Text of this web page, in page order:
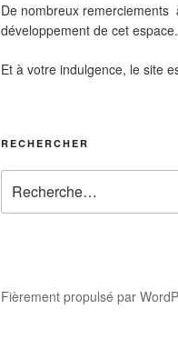
De nombreux remerciements
développement de cet espace.
Et à votre indulgence, le site
RECHERCHER
pour
:
Fièrement propulsé par